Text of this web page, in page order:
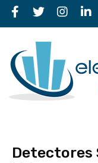
Detectores